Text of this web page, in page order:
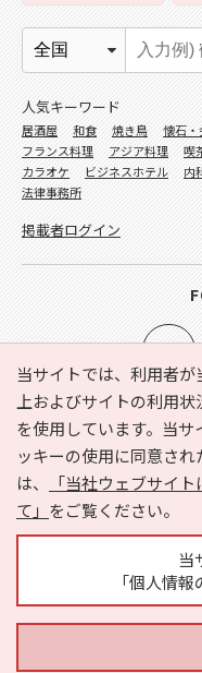
当サイトでは、利用者
上およびサイトの利用
を使用しています。当
ッキーの使用に同意さ
は、
「当社ウェブサイ
て」 をご覧ください。
当
「個人情
e-NAVITA（イーナビタ
利用規約
個人情報
サイトマップ
人気キーワード
居酒屋 和食 焼き鳥 懐石
フランス料理
アジア料理 喫
カラオケ
ビジネスホテル 内
法律事務所
掲載者ログイン
Copyright ©